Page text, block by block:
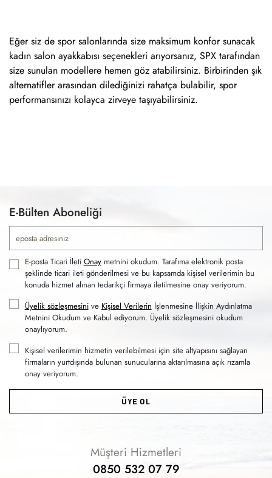
Eğer siz de spor salonlarında size maksimum konfor sunacak
kadın salon ayakkabısı seçenekleri arıyorsanız, SPX tarafından
size sunulan modellere hemen göz atabilirsiniz. Birbirinden şık
alternatifler arasından dilediğinizi rahatça bulabilir, spor
performansınızı kolayca zirveye taşıyabilirsiniz.
E-Bülten Aboneliği
E-posta Ticari İleti Onaymetnini okudum. Tarafıma elektronik posta
şeklinde ticari ileti gönderilmesi ve bu kapsamda kişisel verilerimin bu
konuda hizmet alınan tedarikçi firmaya iletilmesine onay veriyorum.
Üyelik sözleşmesinive Kişisel Verilerin İşlenmesine İlişkin Aydınlatma
Metnini Okudum ve Kabul ediyorum. Üyelik sözleşmesini okudum
onaylıyorum.
Kişisel verilerimin hizmetin verilebilmesi için site altyapısını sağlayan
firmaların yurtdışında bulunan sunucularına aktarılmasına açık rızamla
onay veriyorum.
ÜYE OL
Müşteri Hizmetleri
0850 532 07 79